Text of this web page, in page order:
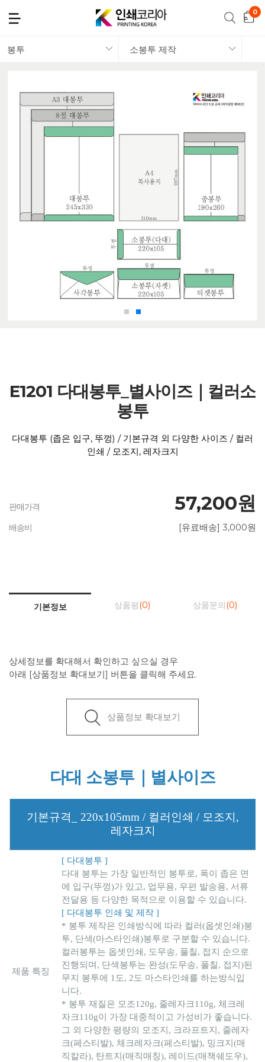
봉투 소봉투 제작
E1201 다대봉투_별사이즈｜컬러소
봉투
다대봉투 (좁은 입구, 뚜껑) / 기본규격 외 다양한 사이즈 / 컬러
인쇄 / 모조지, 레자크지
판매가격 57,200원
배송비 [유료배송] 3,000원
기본정보 상품평 (0) 상품문의 (0)
상세정보를 확대해서 확인하고 싶으실 경우
아래 [상품정보 확대보기] 버튼을 클릭해 주세요.
상품정보 확대보기
다대 소봉투｜별사이즈
기본규격_ 220x105mm / 컬러인쇄 / 모조지,
레자크지
제품 특징
[ 다대봉투 ]
다대 봉투는 가장 일반적인 봉투로, 폭이 좁은 면
에 입구(뚜껑)가 있고, 업무용, 우편 발송용, 서류
전달용 등 다양한 목적으로 이용할 수 있습니다.
[ 다대봉투 인쇄 및 제작 ]
* 봉투 제작은 인쇄방식에 따라 컬러(옵셋인쇄)봉
투, 단색(마스타인쇄)봉투로 구분할 수 있습니다.
컬러봉투는 옵셋인쇄, 도무송, 풀칠, 접지 순으로
진행되며, 단색봉투는 완성(도무송, 풀칠, 접지)된
무지 봉투에 1도, 2도 마스타인쇄를 하는방식입
니다.
* 봉투 재질은 모조120g, 줄레자크110g, 체크레
자크110g이 가장 대중적이고 가성비가 좋습니다.
그 외 다양한 평량의 모조지, 크라프트지, 줄레자
크(페스티발), 체크레자크(페스티발), 밍크지(매
직칼라), 탄트지(매직매칭), 레이드(매잭쉐도우),